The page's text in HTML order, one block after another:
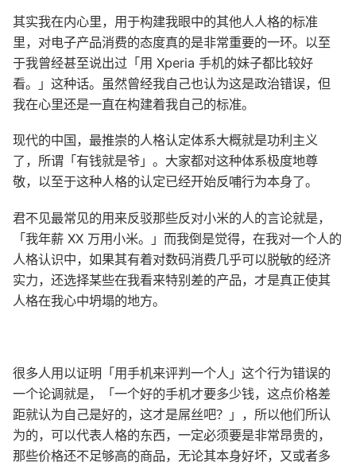
其实我在内心里，用于构建我眼中的其他人人格的标准
里，对电子产品消费的态度真的是非常重要的一环。以至
于我曾经甚至说出过「用 Xperia 手机的妹子都比较好
看。」这种话。虽然曾经我自己也认为这是政治错误，但
我在心里还是一直在构建着我自己的标准。
现代的中国，最推崇的人格认定体系大概就是功利主义
了，所谓「有钱就是爷」。大家都对这种体系极度地尊
敬，以至于这种人格的认定已经开始反哺行为本身了。
君不见最常见的用来反驳那些反对小米的人的言论就是，
「我年薪 XX 万用小米。」而我倒是觉得，在我对一个人的
人格认识中，如果其有着对数码消费几乎可以脱敏的经济
实力，还选择某些在我看来特别差的产品，才是真正使其
人格在我心中坍塌的地方。
很多人用以证明「用手机来评判一个人」这个行为错误的
一个论调就是，「一个好的手机才要多少钱，这点价格差
距就认为自己是好的，这才是屌丝吧？」，所以他们所认
为的，可以代表人格的东西，一定必须要是非常昂贵的，
那些价格还不足够高的商品，无论其本身好坏，又或者多